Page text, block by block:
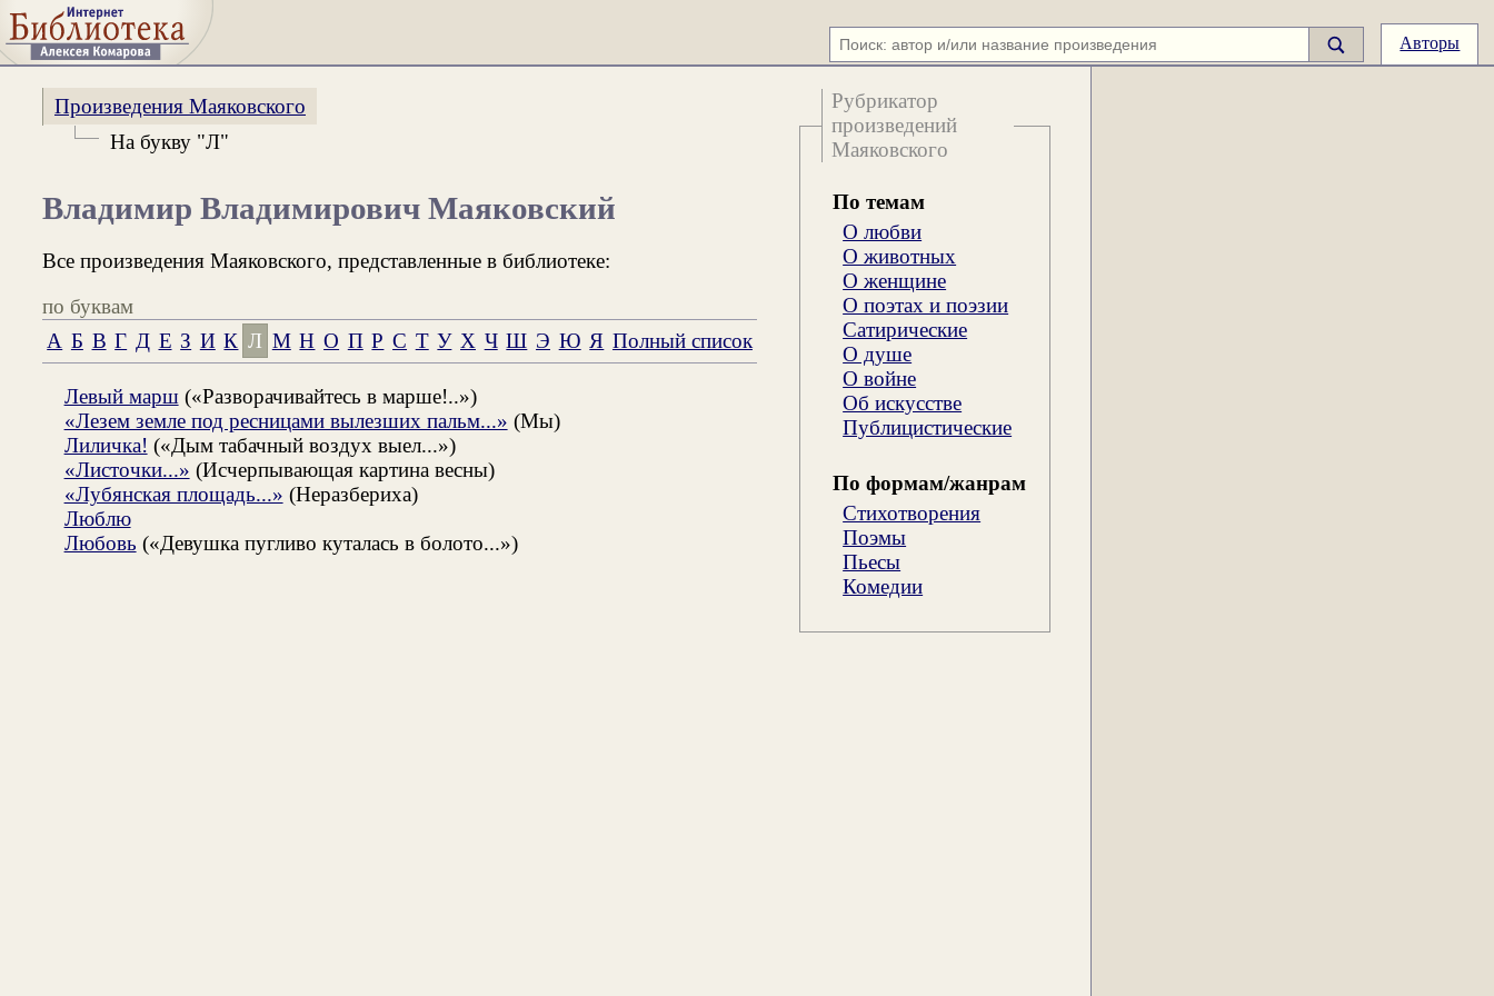
Авторы
Рубрикатор
произведений
Маяковского
По темам
О любви
О животных
О женщине
О поэтах и поэзии
Сатирические
О душе
О войне
Об искусстве
Публицистические
По формам/жанрам
Стихотворения
Поэмы
Пьесы
Комедии
Произведения Маяковского
На букву "Л"
Владимир Владимирович Маяковский
Все произведения Маяковского, представленные в библиотеке:
по буквам
А Б В Г Д Е З И К Л М Н О П Р С Т У Х Ч Ш Э Ю Я Полный список
Левый марш («Разворачивайтесь в марше!..»)
«Лезем земле под ресницами вылезших пальм...» (Мы)
Лиличка! («Дым табачный воздух выел...»)
«Листочки...» (Исчерпывающая картина весны)
«Лубянская площадь...» (Неразбериха)
Люблю
Любовь («Девушка пугливо куталась в болото...»)